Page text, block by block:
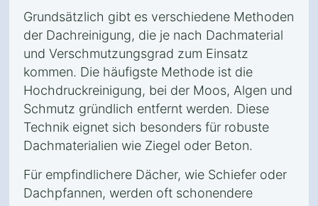
Grundsätzlich gibt es verschiedene Methoden
der Dachreinigung, die je nach Dachmaterial
und Verschmutzungsgrad zum Einsatz
kommen. Die häufigste Methode ist die
Hochdruckreinigung, bei der Moos, Algen und
Schmutz gründlich entfernt werden. Diese
Technik eignet sich besonders für robuste
Dachmaterialien wie Ziegel oder Beton.
Für empfindlichere Dächer, wie Schiefer oder
Dachpfannen, werden oft schonendere